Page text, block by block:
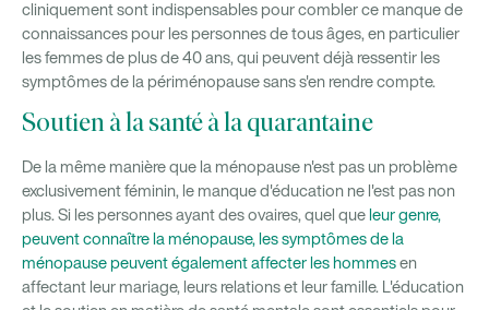
cliniquement sont indispensables pour combler ce manque de
connaissances pour les personnes de tous âges, en particulier
les femmes de plus de 40 ans, qui peuvent déjà ressentir les
symptômes de la périménopause sans s'en rendre compte.
Soutien à la santé à la quarantaine
De la même manière que la ménopause n'est pas un problème
exclusivement féminin, le manque d'éducation ne l'est pas non
plus. Si les personnes ayant des ovaires, quel que leur genre,
peuvent connaître la ménopause, les symptômes de la
ménopause peuvent également affecter les hommesen
affectant leur mariage, leurs relations et leur famille. L'éducation